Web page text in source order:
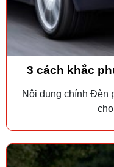
3 cách khắc
Nội dung chính Đèn